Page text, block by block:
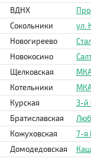
ВДНХ
Сокольники
ул.
Новогиреево
Новокосино
Щелковская
Котельники
Курская
3-й
Братиславская
Кожуховская
7-я
Домодедовская